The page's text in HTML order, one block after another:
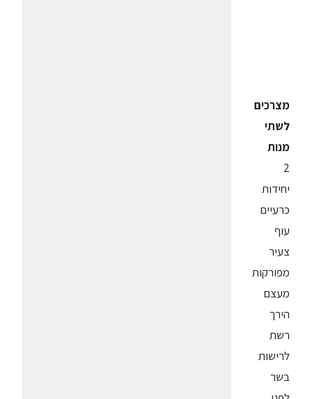
מצרכים
לשתי
מנות
2
יחידות
כרעיים
עוף
צעיר
מפורקות
מעצם
הירך
רשת
לרישות
בשר